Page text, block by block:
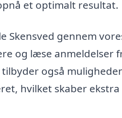
et optimalt resultat.
Skensved gennem
og læse anmeldelser
også
hvilket skaber ekstra